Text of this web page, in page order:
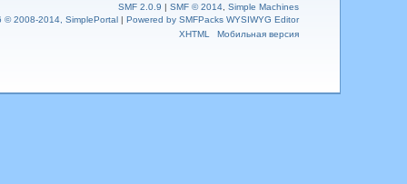
SMF 2.0.9 |SMF © 2014 ,Simple Machines
© 2008-2014, SimplePortal |Powered by SMFPacks WYSIWYG Editor
XHTML
Мобильная версия